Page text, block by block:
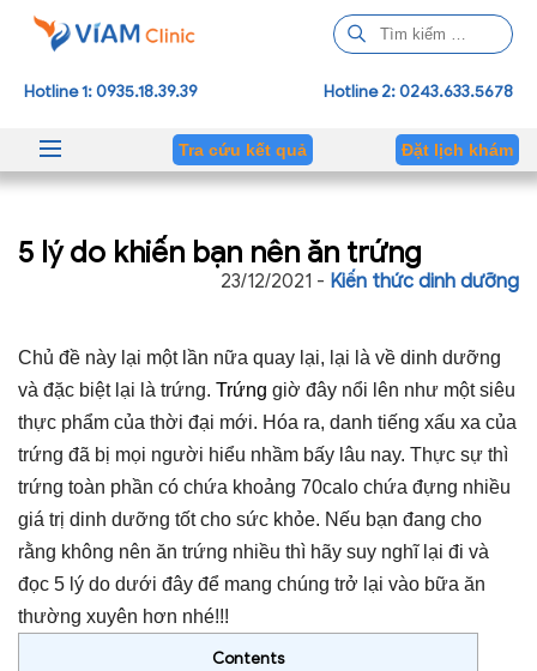
ì
m
h
o
Hotline 1: 0935.18.39.39 Hotline 2: 0243.633.5678
Tra cứu kết quả Đặt lịch khám
5 lý do khiến bạn nên ăn trứng
23/12/2021 - Kiến thức dinh dưỡng
Chủ đề này lại một lần nữa quay lại, lại là về dinh dưỡng
và đặc biệt lại là trứng. Trứng giờ đây nổi lên như một siêu
thực phẩm của thời đại mới. Hóa ra, danh tiếng xấu xa của
trứng đã bị mọi người hiểu nhầm bấy lâu nay. Thực sự thì
trứng toàn phần có chứa khoảng 70calo chứa đựng nhiều
giá trị dinh dưỡng tốt cho sức khỏe. Nếu bạn đang cho
rằng không nên ăn trứng nhiều thì hãy suy nghĩ lại đi và
đọc 5 lý do dưới đây để mang chúng trở lại vào bữa ăn
thường xuyên hơn nhé!!!
Contents